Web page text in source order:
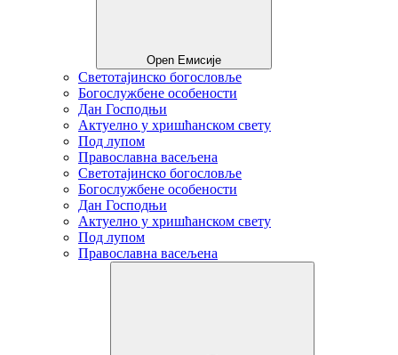
Open Емисије
Светотајинско богословље
Богослужбене особености
Дан Господњи
Актуелно у хришћанском свету
Под лупом
Православна васељена
Светотајинско богословље
Богослужбене особености
Дан Господњи
Актуелно у хришћанском свету
Под лупом
Православна васељена